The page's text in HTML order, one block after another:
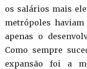
os salários mais
metrópoles
apenas o
Como sempre
expansão foi a